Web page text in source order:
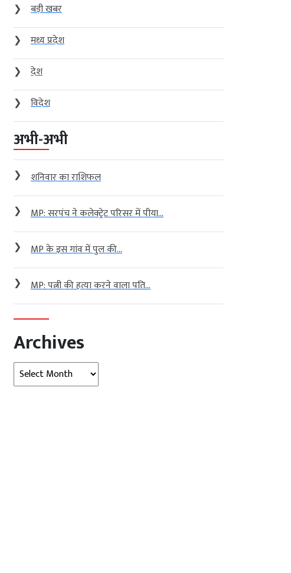
❯
बड़ी खबर
❯
मध्य प्रदेश
❯
देश
❯
विदेश
अभी-अभी
❯ शनिवार का राशिफल
❯ MP: सरपंच ने कलेक्ट्रेट परिसर में पीया...
❯ MP के इस गांव में पुल की...
❯ MP: पत्नी की हत्या करने वाला पति...
Archives
Archives